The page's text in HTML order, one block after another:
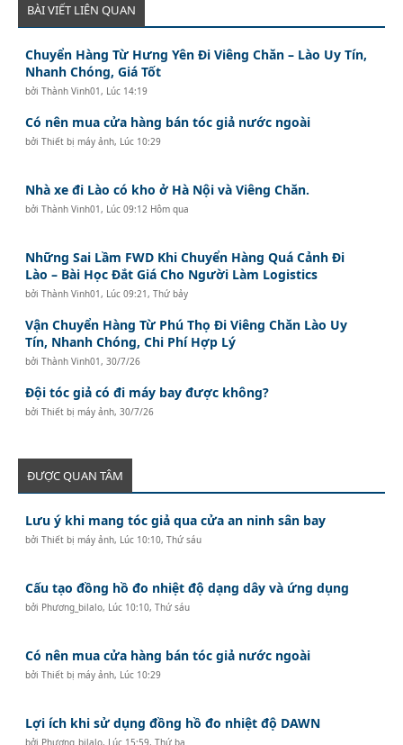
BÀI VIẾT LIÊN QUAN
Chuyển Hàng Từ Hưng Yên Đi Viêng Chăn – Lào Uy Tín,
Nhanh Chóng, Giá Tốt
bởiThành Vinh01, Lúc 14:19
Có nên mua cửa hàng bán tóc giả nước ngoài
bởiThiết bị máy ảnh, Lúc 10:29
Nhà xe đi Lào có kho ở Hà Nội và Viêng Chăn.
bởiThành Vinh01, Lúc 09:12 Hôm qua
Những Sai Lầm FWD Khi Chuyển Hàng Quá Cảnh Đi
Lào – Bài Học Đắt Giá Cho Người Làm Logistics
bởiThành Vinh01, Lúc 09:21, Thứ bảy
Vận Chuyển Hàng Từ Phú Thọ Đi Viêng Chăn Lào Uy
Tín, Nhanh Chóng, Chi Phí Hợp Lý
bởiThành Vinh01,30/7/26
Đội tóc giả có đi máy bay được không?
bởiThiết bị máy ảnh,30/7/26
ĐƯỢC QUAN TÂM
Lưu ý khi mang tóc giả qua cửa an ninh sân bay
bởiThiết bị máy ảnh, Lúc 10:10, Thứ sáu
Cấu tạo đồng hồ đo nhiệt độ dạng dây và ứng dụng
bởi Phương_bilalo, Lúc 10:10, Thứ sáu
Có nên mua cửa hàng bán tóc giả nước ngoài
bởiThiết bị máy ảnh, Lúc 10:29
Lợi ích khi sử dụng đồng hồ đo nhiệt độ DAWN
bởi Phương_bilalo, Lúc 15:59, Thứ ba